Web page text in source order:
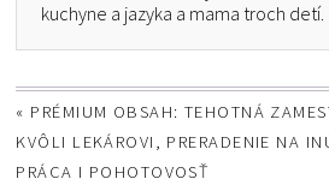
kuchyne a jazyka a mama troch detí.
« PRÉMIUM OBSAH: TEHOTNÁ
KVÔLI LEKÁROVI, PRERADENIE NA
PRÁCA I POHOTOVOSŤ